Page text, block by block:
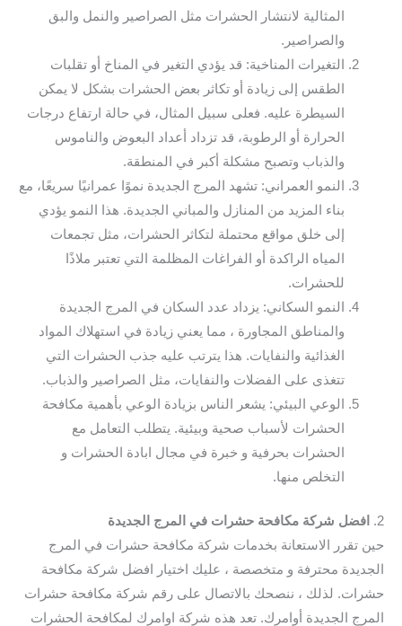
المثالية لانتشار الحشرات مثل الصراصير والنمل والبق
والصراصير.
التغيرات المناخية: قد يؤدي التغير في المناخ أو تقلبات
الطقس إلى زيادة أو تكاثر بعض الحشرات بشكل لا يمكن
السيطرة عليه. فعلى سبيل المثال، في حالة ارتفاع درجات
الحرارة أو الرطوبة، قد تزداد أعداد البعوض والناموس
والذباب وتصبح مشكلة أكبر في المنطقة.
النمو العمراني: تشهد المرج الجديدة نموًا عمرانيًا سريعًا، مع
بناء المزيد من المنازل والمباني الجديدة. هذا النمو يؤدي
إلى خلق مواقع محتملة لتكاثر الحشرات، مثل تجمعات
المياه الراكدة أو الفراغات المظلمة التي تعتبر ملاذًا
للحشرات.
النمو السكاني: يزداد عدد السكان في المرج الجديدة
والمناطق المجاورة ، مما يعني زيادة في استهلاك المواد
الغذائية والنفايات. هذا يترتب عليه جذب الحشرات التي
تتغذى على الفضلات والنفايات، مثل الصراصير والذباب.
الوعي البيئي: يشعر الناس بزيادة الوعي بأهمية مكافحة
الحشرات لأسباب صحية وبيئية. يتطلب التعامل مع
الحشرات بحرفية و خبرة في مجال ابادة الحشرات و
التخلص منها.
2.
افضل شركة مكافحة حشرات في المرج الجديدة
حين تقرر الاستعانة بخدمات شركة مكافحة حشرات في المرج
الجديدة محترفة و متخصصة ، عليك اختيار افضل شركة مكافحة
حشرات. لذلك ، ننصحك بالاتصال على رقم شركة مكافحة حشرات
المرج الجديدة أوامرك. تعد هذه شركة اوامرك لمكافحة الحشرات